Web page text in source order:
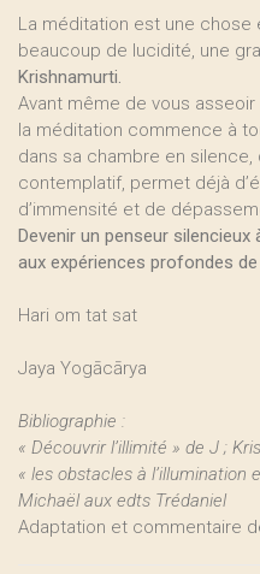
La méditation est une chose
beaucoup de lucidité, une
Krishnamurti.
Avant même de vous
la méditation commence à
dans sa chambre en
contemplatif, permet déjà
d’immensité et de
Devenir un penseur
aux expériences profondes
Hari om tat sat
Jaya Yogācārya
Bibliographie :
« Découvrir l’illimité » de J ;
« les obstacles à l’illumination
Michaël aux edts Trédaniel
Adaptation et commentaire